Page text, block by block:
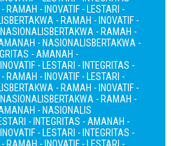
- RAMAH - INOVATIF - LESTARI -
BERTAKWA - RAMAH - INOVATIF -
BERTAKWA - RAMAH -
- NASIONALISBERTAKWA -
- AMANAH -
- LESTARI - INTEGRITAS -
- RAMAH - INOVATIF - LESTARI -
BERTAKWA - RAMAH - INOVATIF -
BERTAKWA - RAMAH -
- NASIONALIS
- INTEGRITAS - AMANAH -
- LESTARI - INTEGRITAS -